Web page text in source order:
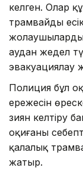
келген. Олар
трамвайдың
жолаушыларды
аудан жедел
эвакуациялау
Полиция бұл
ережесін
зиян келтіру
оқиғаның
қалалық
жатыр.